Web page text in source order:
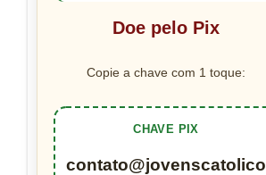
Doe pelo Pix
Copie a chave com 1 toque:
CHAVE PIX
contato@jovenscatolico